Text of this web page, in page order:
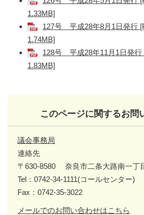
1.33MB]
127号 平成28年8月1日発行
1.74MB]
128号 平成28年11月1日発行
1.83MB]
このページに関するお問
議会事務局
連絡先
〒630-8580
奈良市二条大路南一丁
Tel：0742-34-1111(コールセンター)
Fax：0742-35-3022
メールでのお問い合わせはこちら